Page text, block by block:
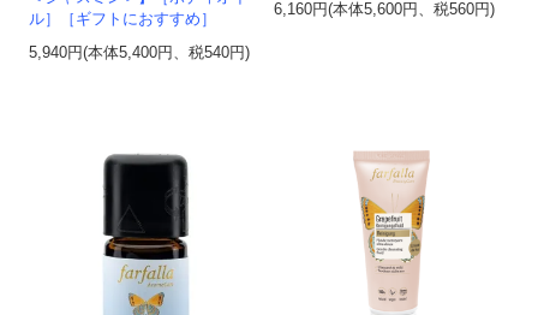
ル］［ギフトにおすすめ］
5,940円(本体5,400円、税540円)
6,160円(本体5,600円、税560円)